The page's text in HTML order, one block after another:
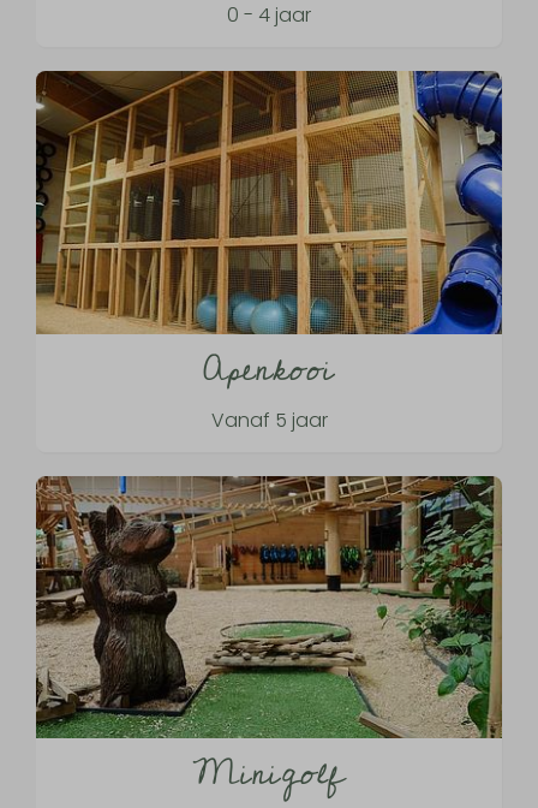
0 - 4 jaar
Apenkooi
Vanaf 5 jaar
Minigolf